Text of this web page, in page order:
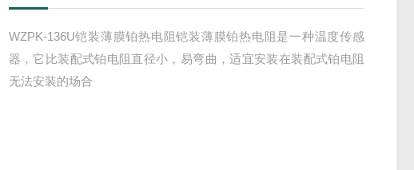
WZPK-136U铠装薄膜铂热电阻铠装薄膜铂热电阻是一种温度传感
器，它比装配式铂电阻直径小，易弯曲，适宜安装在装配式铂电阻
无法安装的场合